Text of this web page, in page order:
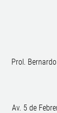
Prol.
Av. 5 de